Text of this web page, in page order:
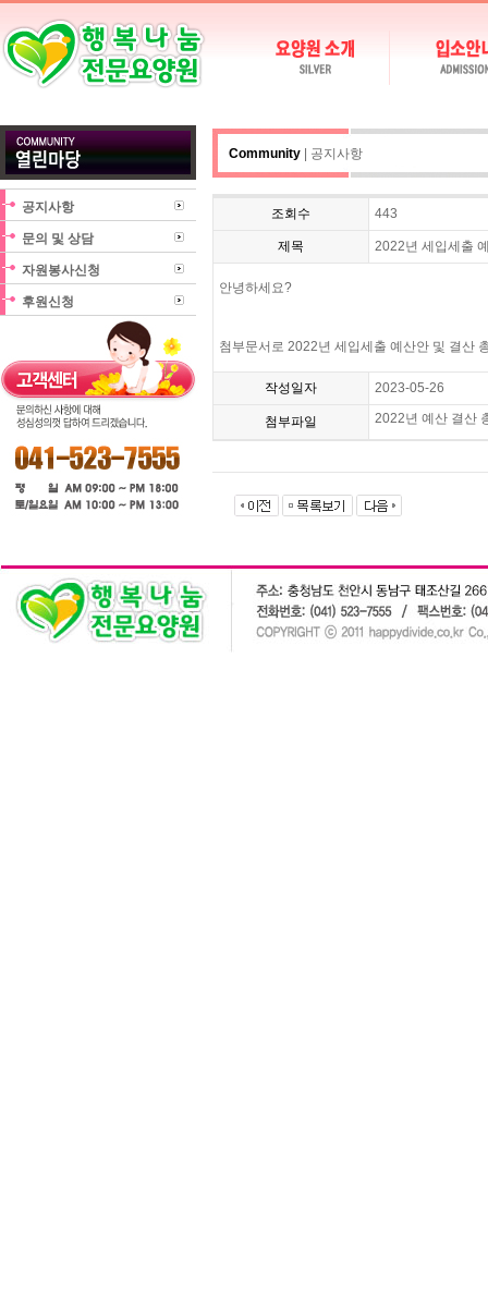
공지사항
문의 및 상담
자원봉사신청
후원신청
Community | 공지사항
조회수 443
제목 2022년 세입세출
안녕하세요?
첨부문서로 2022년 세입세출 예산안 및 결산
작성일자 2023-05-26
첨부파일 2022년 예산 결산